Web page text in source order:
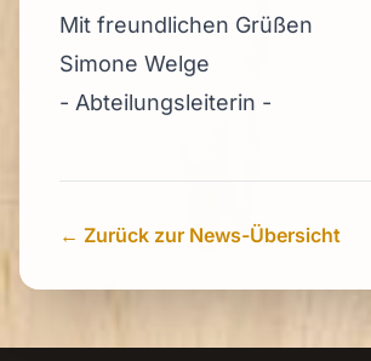
Mit freundlichen Grüßen
Simone Welge
- Abteilungsleiterin -
← Zurück zur News-Übersicht